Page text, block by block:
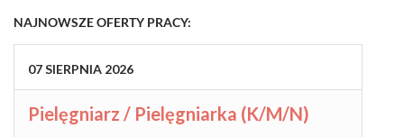
NAJNOWSZE OFERTY PRACY:
07SIERPNIA 2026
Pielęgniarz / Pielęgniarka (K/M/N)